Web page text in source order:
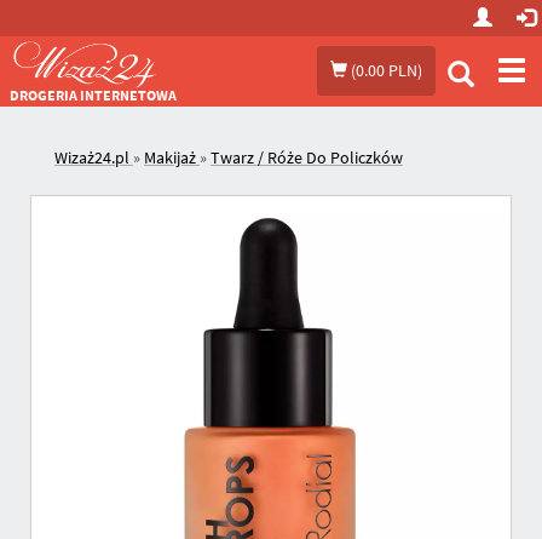
(0.00 PLN)
DROGERIA INTERNETOWA
Wizaż24.pl » Makijaż »Twarz / Róże Do Policzków